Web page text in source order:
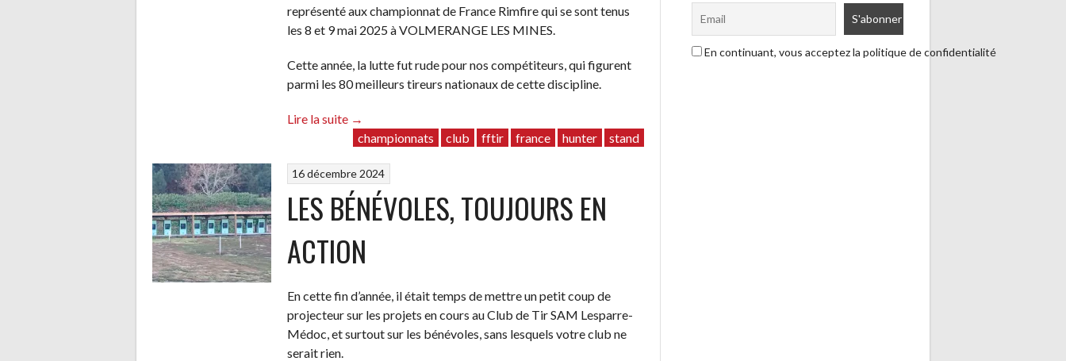
représenté aux championnat de France Rimfire qui se sont tenus
les 8 et 9 mai 2025 à VOLMERANGE LES MINES.
Cette année, la lutte fut rude pour nos compétiteurs, qui figurent
parmi les 80 meilleurs tireurs nationaux de cette discipline.
Lire la suite
“Championnats
de
Rimfire”
→
championnats
club fftir france hunter stand
16 décembre 2024
LES BÉNÉVOLES, TOUJOURS EN
ACTION
En cette fin d’année, il était temps de mettre un petit coup de
projecteur sur les projets en cours au Club de Tir SAM Lesparre-
Médoc, et surtout sur les bénévoles, sans lesquels votre club ne
serait rien.
En continuant, vous acceptez la politique de confidentialité